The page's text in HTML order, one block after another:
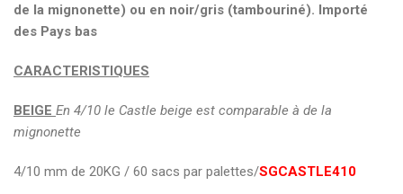
de la mignonette) ou en noir/gris (tambouriné). Importé
des Pays bas
CARACTERISTIQUES
BEIGE En 4/10 le Castle beige est comparable à de la
mignonette
4/10 mm de 20KG / 60 sacs par palettes/SGCASTLE410